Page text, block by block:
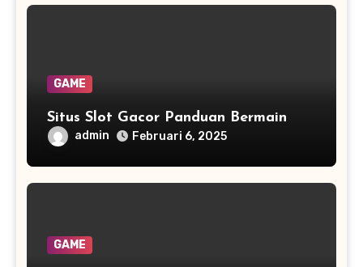
GAME
Situs Slot Gacor Panduan Bermain
admin Februari 6, 2025
GAME